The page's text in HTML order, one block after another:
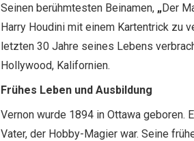
Seinen berühmtesten Beinamen, „Der
Harry Houdini mit einem Kartentrick zu
letzten 30 Jahre seines Lebens
Hollywood, Kalifornien.
Frühes Leben und Ausbildung
Vernon wurde 1894 in Ottawa geboren.
Vater, der Hobby-Magier war. Seine